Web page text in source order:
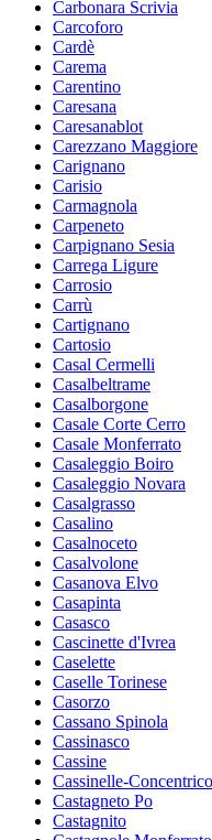
Carbonara Scrivia
Carcoforo
Cardè
Carema
Carentino
Caresana
Caresanablot
Carezzano Maggiore
Carignano
Carisio
Carmagnola
Carpeneto
Carpignano Sesia
Carrega Ligure
Carrosio
Carrù
Cartignano
Cartosio
Casal Cermelli
Casalbeltrame
Casalborgone
Casale Corte Cerro
Casale Monferrato
Casaleggio Boiro
Casaleggio Novara
Casalgrasso
Casalino
Casalnoceto
Casalvolone
Casanova Elvo
Casapinta
Casasco
Cascinette d'Ivrea
Caselette
Caselle Torinese
Casorzo
Cassano Spinola
Cassinasco
Cassine
Cassinelle-Concentrico
Castagneto Po
Castagnito